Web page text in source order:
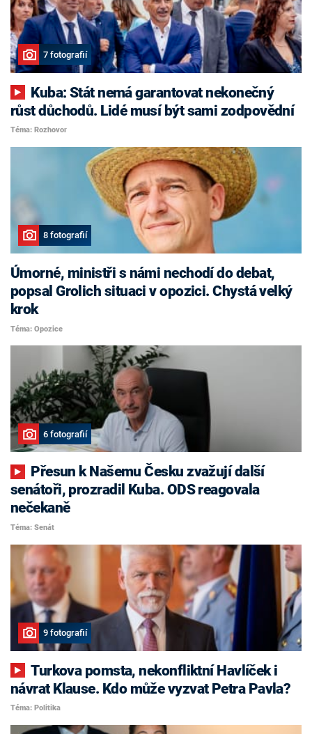
7 fotografií
růst důchodů. Lidé musí být sami zodpovědní
Téma: Rozhovor
8 fotografií
Úmorné, ministři s námi nechodí do debat,
popsal Grolich situaci v opozici. Chystá velký
krok
Téma: Opozice
6 fotografií
senátoři, prozradil Kuba. ODS reagovala
nečekaně
Téma: Senát
9 fotografií
Turkova pomsta, nekonfliktní Havlíček i
návrat Klause. Kdo může vyzvat Petra Pavla?
Téma: Politika